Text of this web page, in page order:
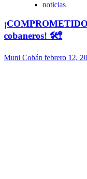
noticias
cobaneros! 🛠️🚏
Muni Cobán febrero 12,